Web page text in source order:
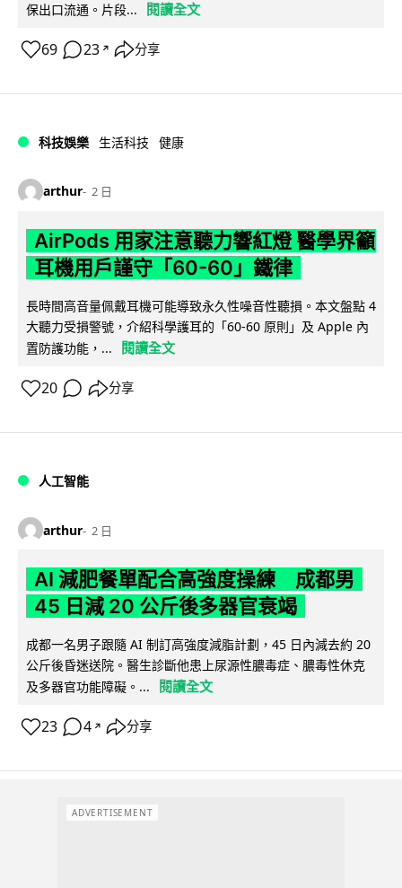
保出口流通。片段... 閱讀全文
69 23 ↗ 分享
科技娛樂 生活科技 健康
arthur 2 日
AirPods 用家注意聽力響紅燈 醫學界籲
耳機用戶謹守「60-60」鐵律
長時間高音量佩戴耳機可能導致永久性噪音性聽損。本文盤點 4
大聽力受損警號，介紹科學護耳的「60-60 原則」及 Apple 內
置防護功能，...
閱讀全文
20 分享
人工智能
arthur 2 日
AI 減肥餐單配合高強度操練 成都男
45 日減 20 公斤後多器官衰竭
成都一名男子跟隨 AI 制訂高強度減脂計劃，45 日內減去約 20
公斤後昏迷送院。醫生診斷他患上尿源性膿毒症、膿毒性休克
及多器官功能障礙。...
閱讀全文
23 4 ↗ 分享
ADVERTISEMENT